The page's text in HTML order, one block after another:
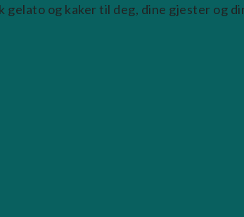
gelato og kaker til deg, dine gjester og